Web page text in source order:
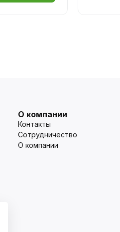
О компании
Контакты
Сотрудничество
О компании